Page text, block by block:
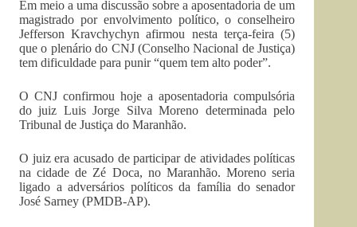
Em meio a uma discussão sobre a aposentadoria de um
magistrado por envolvimento político, o conselheiro
Jefferson Kravchychyn afirmou nesta terça-feira (5)
que o plenário do CNJ (Conselho Nacional de Justiça)
tem dificuldade para punir “quem tem alto poder”.
O CNJ confirmou hoje a aposentadoria compulsória
do juiz Luis Jorge Silva Moreno determinada pelo
Tribunal de Justiça do Maranhão.
O juiz era acusado de participar de atividades políticas
na cidade de Zé Doca, no Maranhão. Moreno seria
ligado a adversários políticos da família do senador
José Sarney (PMDB-AP).